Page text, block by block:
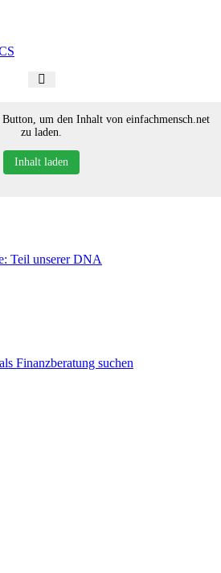
um den Inhalt von einfachmensch.net
zu laden.
Inhalt laden
Teil unserer DNA
Finanzberatung suchen